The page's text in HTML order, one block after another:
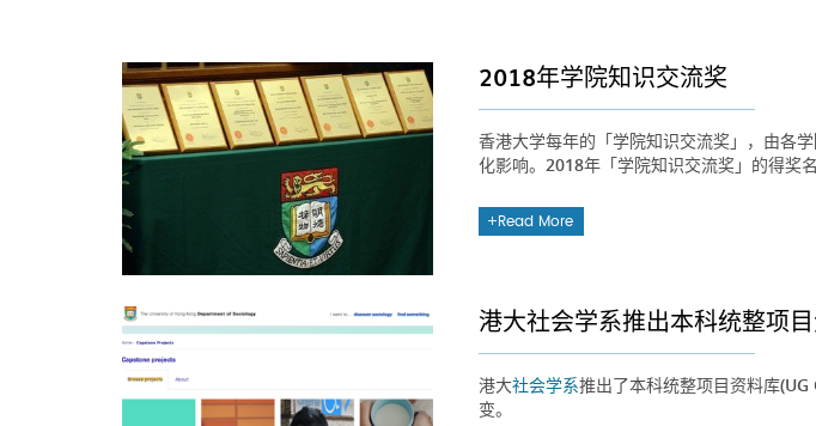
2018年学院知识交流奖
香港大学每年的「学院知识交流奖」，由各
化影响。2018年「学院知识交流奖」的得奖名
Read More
港大社会学系推出本科统整项
港大社会学系推出了本科统整项目资料库
变。